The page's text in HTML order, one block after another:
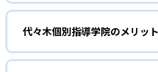
徹底指導を行っている。正しい学
は、成長の糧となる成功体験を味
果志望校合格レベルまで成績を上
自分のペースで学習を進
数ある学習、対策コースの中から
合わせて細かくカリキュラムを作
くわえて実学年より上の授業も受
代々木個別指導学院のメリッ
どんなメリット